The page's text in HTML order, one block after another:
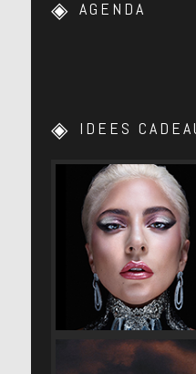
AGENDA
IDEES